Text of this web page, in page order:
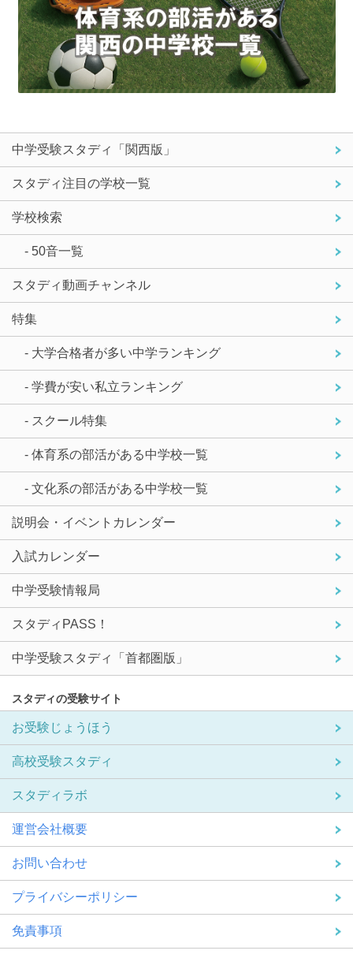
中学受験スタディ「関西版」
スタディ注目の学校一覧
学校検索
- 50音一覧
スタディ動画チャンネル
特集
- 大学合格者が多い中学ランキング
- 学費が安い私立ランキング
- スクール特集
- 体育系の部活がある中学校一覧
- 文化系の部活がある中学校一覧
説明会・イベントカレンダー
入試カレンダー
中学受験情報局
スタディPASS！
中学受験スタディ「首都圏版」
スタディの受験サイト
お受験じょうほう
高校受験スタディ
スタディラボ
運営会社概要
お問い合わせ
プライバシーポリシー
免責事項